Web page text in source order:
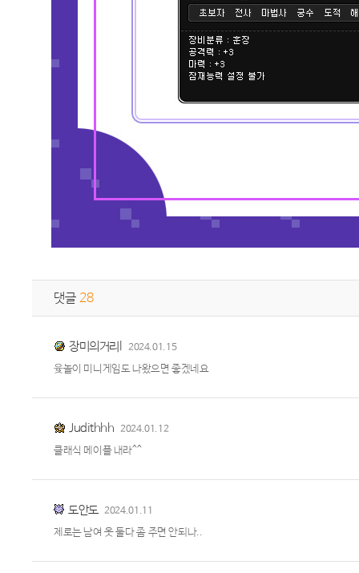
댓글 28
장미의거리l 2024.01.15
윶놀이 미니게임도 나왔으면 좋겠네요
Judithhh 2024.01.12
클래식 메이플 내라^^
도안도 2024.01.11
제로는 남여 옷 둘다 좀 주면 안되나..